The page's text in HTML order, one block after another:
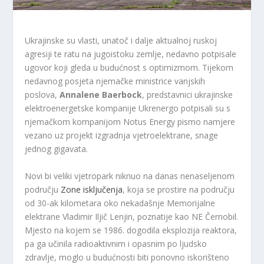
Ukrajinske su vlasti, unatoč i dalje aktualnoj ruskoj
agresiji te ratu na jugoistoku zemlje, nedavno potpisale
ugovor koji gleda u budućnost s optimizmom. Tijekom
nedavnog posjeta njemačke ministrice vanjskih
poslova,Annalene Baerbock, predstavnici ukrajinske
elektroenergetske kompanije Ukrenergo potpisali su s
njemačkom kompanijom Notus Energy pismo namjere
vezano uz projekt izgradnja vjetroelektrane, snage
jednog gigavata.
Novi bi veliki vjetropark niknuo na danas nenaseljenom
području Zone isključenja, koja se prostire na području
od 30-ak kilometara oko nekadašnje Memorijalne
elektrane Vladimir Iljič Lenjin, poznatije kao NE Černobil.
Mjesto na kojem se 1986. dogodila eksplozija reaktora,
pa ga učinila radioaktivnim i opasnim po ljudsko
zdravlje, moglo u budućnosti biti ponovno iskorišteno